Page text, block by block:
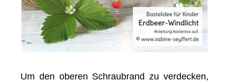
Um den oberen Schraubrand zu verdecken,